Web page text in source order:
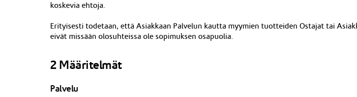
koskevia ehtoja.
Erityisesti todetaan, että Asiakkaan Palvelun kautta myymien tuotteiden Ostajat tai
eivät missään olosuhteissa ole sopimuksen osapuolia.
2 Määritelmät
Palvelu